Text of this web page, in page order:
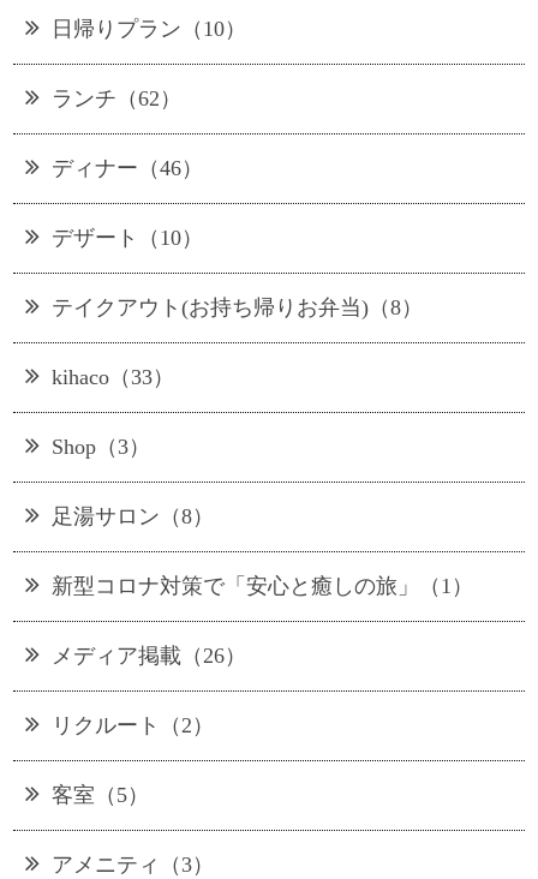
日帰りプラン（10）
ランチ（62）
ディナー（46）
デザート（10）
テイクアウト(お持ち帰りお弁当)（8）
kihaco（33）
Shop（3）
足湯サロン（8）
新型コロナ対策で「安心と癒しの旅」（1）
メディア掲載（26）
リクルート（2）
客室（5）
アメニティ（3）